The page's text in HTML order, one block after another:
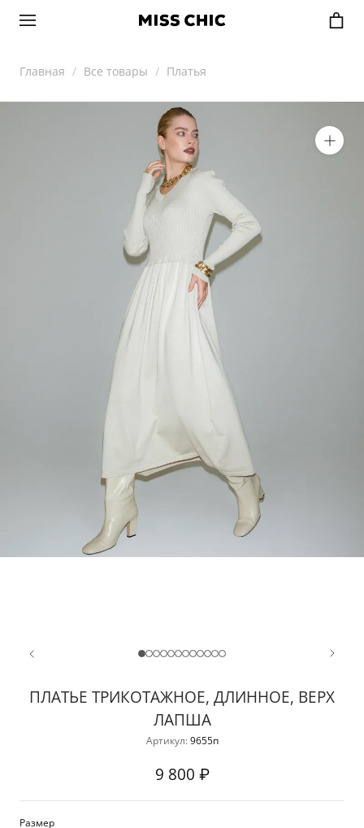
Главная Все товары Платья
ПЛАТЬЕ ТРИКОТАЖНОЕ, ДЛИННОЕ, ВЕРХ
ЛАПША
Артикул: 9655п
9 800 ₽
Размер